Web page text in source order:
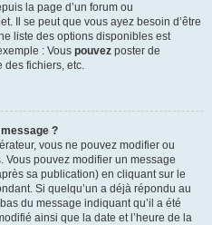
la page d’un forum ou
Il se peut que vous ayez besoin d’être
liste des options disponibles est
: Vous pouvez poster de
des fichiers, etc.
?
vous ne pouvez modifier ou
pouvez modifier un message
sa publication) en cliquant sur le
Si quelqu’un a déjà répondu au
du message indiquant qu’il a été
ainsi que la date et l’heure de la